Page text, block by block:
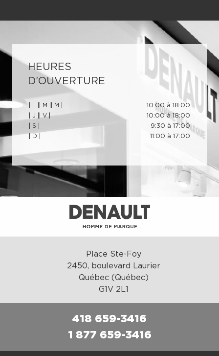
HEURES
D’OUVERTURE
| M | | M | 10:00 à 18:00
| J | | V | 10:00 à 18:00
| S | 9:30 à 17:00
| D | 11:00 à 17:00
Place Ste-Foy
2450, boulevard Laurier
Québec (Québec)
G1V 2L1
418 659-3416
1 877 659-3416